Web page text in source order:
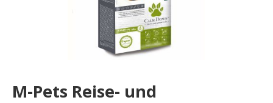
M-Pets Reise- und